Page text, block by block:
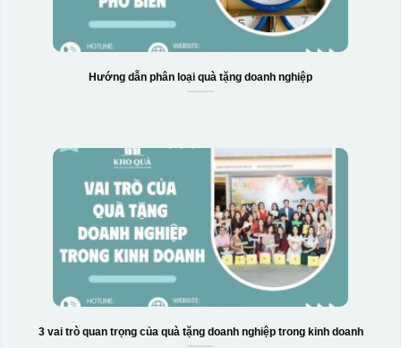
Hộp xi bình giữ nhiệt
Hướng dẫn phân loại quà tặng doanh nghiệp
3 vai trò quan trọng của quà tặng doanh nghiệp trong kinh doanh